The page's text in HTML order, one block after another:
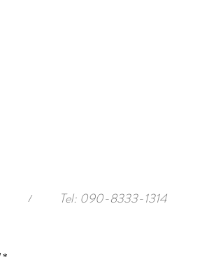
/ Tel: 090-8333-1314